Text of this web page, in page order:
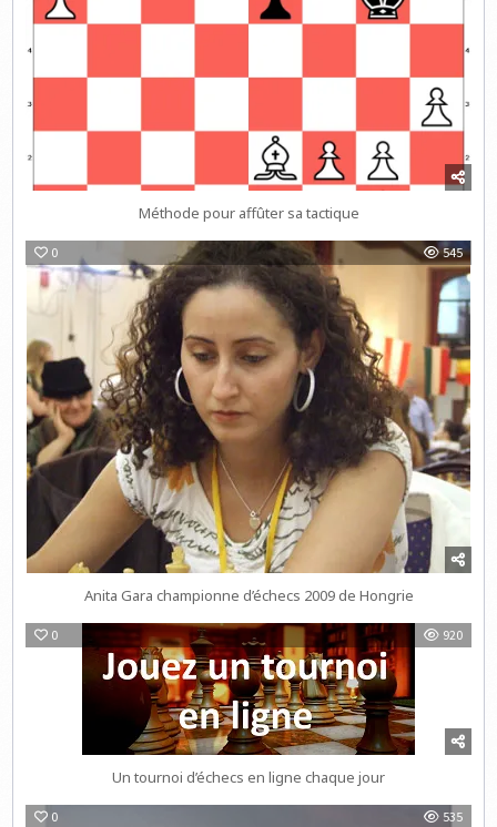
Méthode pour affûter sa tactique
0 545
Anita Gara championne d’échecs 2009 de Hongrie
0 920
Un tournoi d’échecs en ligne chaque jour
0 535